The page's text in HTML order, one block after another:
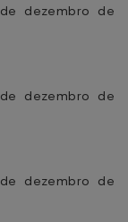
dezembro de
dezembro de
dezembro de